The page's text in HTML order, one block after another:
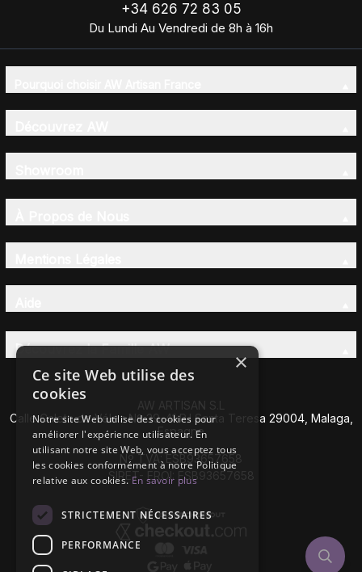
+34 626 72 83 05
Du Lundi Au Vendredi de 8h à 16h
Découvrez la Famille AW
AW ARTISAN S.L
Calle Caleta de Vélez Nº 39-41 P.I Santa Teresa 29004, Malaga,
Espagne
Nº TVA: ESB93657658
SIRET- EROI: ESB93657658
×
Ce site Web utilise des
cookies
Notre site Web utilise des cookies pour
améliorer l'expérience utilisateur. En
utilisant notre site Web, vous acceptez tous
les cookies conformément à notre Politique
relative aux cookies.En savoir plus
STRICTEMENT NÉCESSAIRES
PERFORMANCE